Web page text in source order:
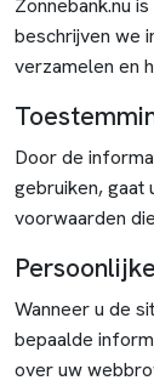
Zonnebank.nu
beschrijven we
verzamelen en
Door de
gebruiken, gaat
voorwaarden
Wanneer u de
bepaalde
over uw